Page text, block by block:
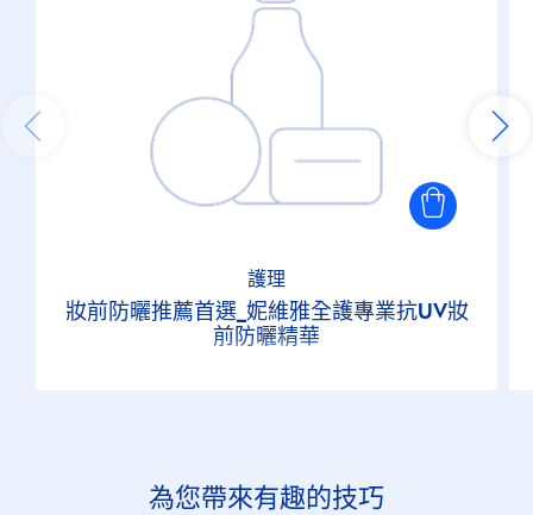
護理
妝前防曬推薦首選_妮維雅全護專業抗UV妝
前防曬精華
為您帶來有趣的技巧